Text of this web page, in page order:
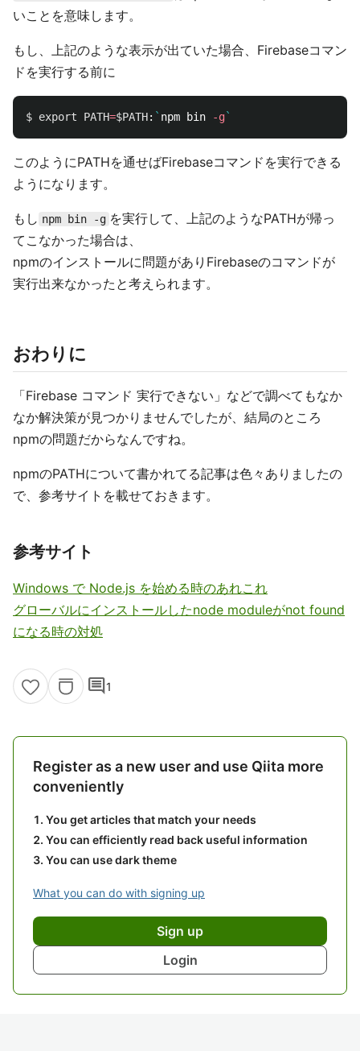
いことを意味します。
もし、上記のような表示が出ていた場合、Firebaseコマン
ドを実行する前に
$ export PATH=$PATH: ` npm bin -g`
このようにPATHを通せばFirebaseコマンドを実行できる
ようになります。
もし npm bin -g を実行して、上記のようなPATHが帰っ
てこなかった場合は、
npmのインストールに問題がありFirebaseのコマンドが
実行出来なかったと考えられます。
おわりに
「Firebase コマンド 実行できない」などで調べてもなか
なか解決策が見つかりませんでしたが、結局のところ
npmの問題だからなんですね。
npmのPATHについて書かれてる記事は色々ありましたの
で、参考サイトを載せておきます。
参考サイト
Windows で Node.js を始める時のあれこれ
グローバルにインストールしたnode moduleがnot found
になる時の対処
comment1
Register as a new user and use Qiita more
conveniently
You get articles that match your needs
You can efficiently read back useful information
You can use dark theme
What you can do with signing up
Sign up
Login